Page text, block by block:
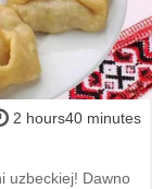
2 hours40 minutes
uzbeckiej! Dawno